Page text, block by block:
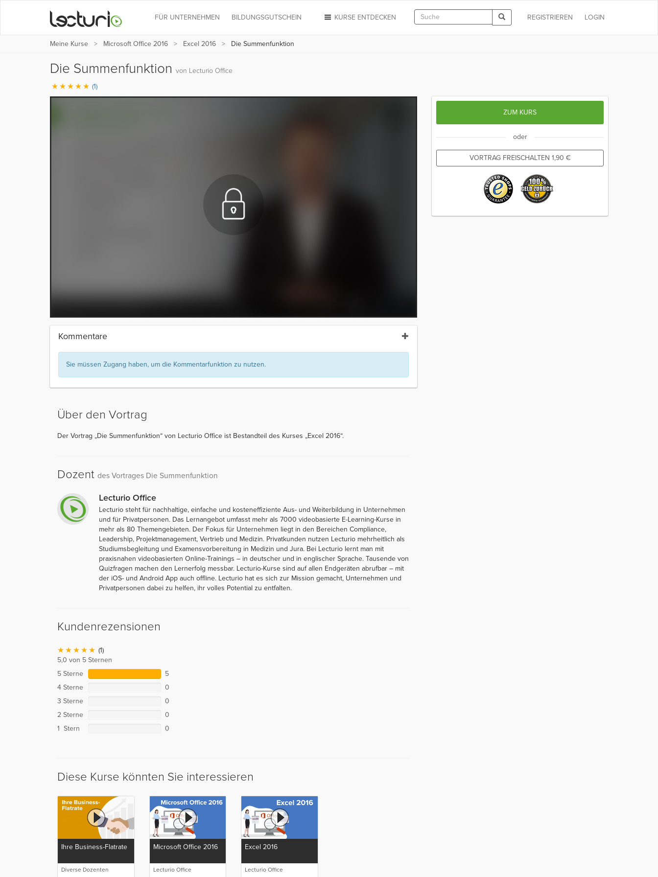
LOGIN
REGISTRIEREN
KURSE ENTDECKEN
FÜR UNTERNEHMEN BILDUNGSGUTSCHEIN
Meine Kurse Microsoft Office 2016 Excel 2016 Die Summenfunktion
Die Summenfunktion von Lecturio Office
(1)
Kommentare
Sie müssen Zugang haben, um die Kommentarfunktion zu nutzen.
Über den Vortrag
Der Vortrag „Die Summenfunktion“ von Lecturio Office ist Bestandteil des Kurses „Excel 2016“.
Dozent des Vortrages Die Summenfunktion
Lecturio Office
Lecturio steht für nachhaltige, einfache und kosteneffiziente Aus- und Weiterbildung in Unternehmen
und für Privatpersonen. Das Lernangebot umfasst mehr als 7000 videobasierte E-Learning-Kurse in
mehr als 80 Themengebieten. Der Fokus für Unternehmen liegt in den Bereichen Compliance,
Leadership, Projektmanagement, Vertrieb und Medizin. Privatkunden nutzen Lecturio mehrheitlich als
Studiumsbegleitung und Examensvorbereitung in Medizin und Jura. Bei Lecturio lernt man mit
praxisnahen videobasierten Online-Trainings – in deutscher und in englischer Sprache. Tausende von
Quizfragen machen den Lernerfolg messbar. Lecturio-Kurse sind auf allen Endgeräten abrufbar – mit
der iOS- und Android App auch offline. Lecturio hat es sich zur Mission gemacht, Unternehmen und
Privatpersonen dabei zu helfen, ihr volles Potential zu entfalten.
Kundenrezensionen
(1)
5,0 von 5 Sternen
5 Sterne
5
4 Sterne
0
3 Sterne
0
2 Sterne
0
1 Stern
0
Diese Kurse könnten Sie interessieren
Ihre Business-Flatrate
Diverse Dozenten
Microsoft Office 2016
Lecturio Office
Excel 2016
Lecturio Office
ZUM KURS
oder
VORTRAG FREISCHALTEN 1,90 €